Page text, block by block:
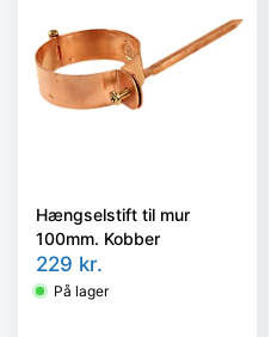
Hængselstift til mur
100mm. Kobber
229 kr.
På lager